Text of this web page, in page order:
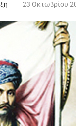
23 Οκτωβρίου